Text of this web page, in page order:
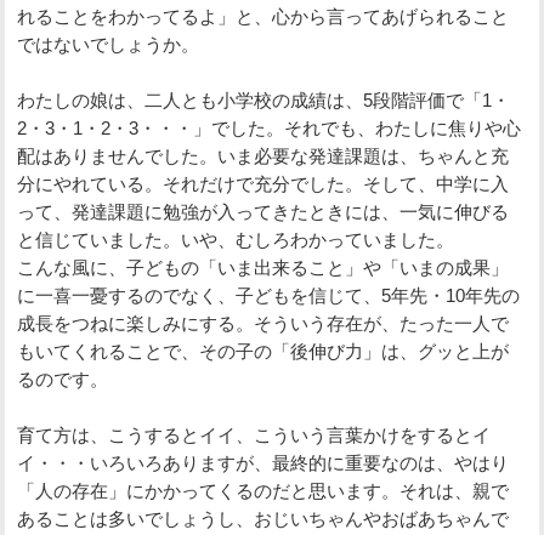
れることをわかってるよ」と、心から言ってあげられること
ではないでしょうか。
わたしの娘は、二人とも小学校の成績は、5段階評価で「1・
2・3・1・2・3・・・」でした。それでも、わたしに焦りや心
配はありませんでした。いま必要な発達課題は、ちゃんと充
分にやれている。それだけで充分でした。そして、中学に入
って、発達課題に勉強が入ってきたときには、一気に伸びる
と信じていました。いや、むしろわかっていました。
こんな風に、子どもの「いま出来ること」や「いまの成果」
に一喜一憂するのでなく、子どもを信じて、5年先・10年先の
成長をつねに楽しみにする。そういう存在が、たった一人で
もいてくれることで、その子の「後伸び力」は、グッと上が
るのです。
育て方は、こうするとイイ、こういう言葉かけをするとイ
イ・・・いろいろありますが、最終的に重要なのは、やはり
「人の存在」にかかってくるのだと思います。それは、親で
あることは多いでしょうし、おじいちゃんやおばあちゃんで